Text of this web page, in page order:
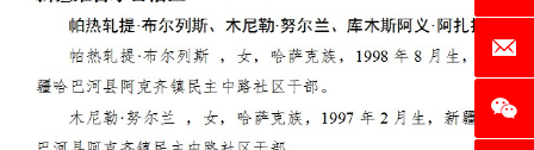
邮箱